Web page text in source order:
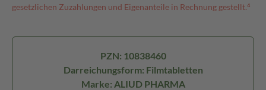
gesetzlichen Zuzahlungen und Eigenanteile in Rechnung gestellt.⁴
PZN: 10838460
Darreichungsform: Filmtabletten
Marke: ALIUD PHARMA